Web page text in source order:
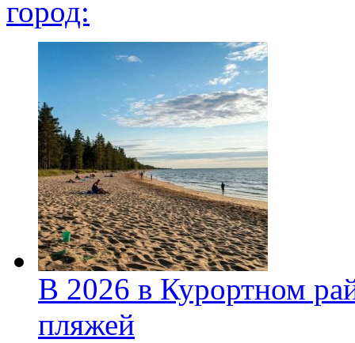
город:
В 2026 в Курортном
пляжей